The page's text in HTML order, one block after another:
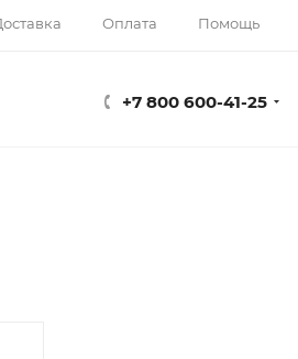
Оплата Помощь
+7 800 600-41-25